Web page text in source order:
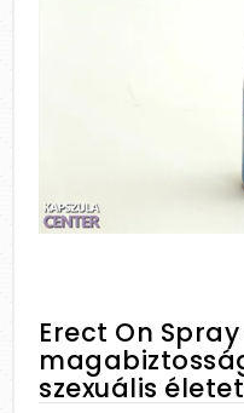
Erect On
szexuális